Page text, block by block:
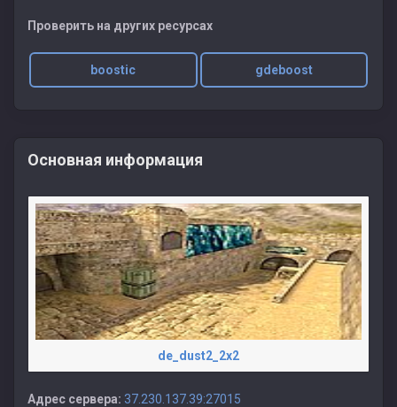
Проверить на других ресурсах
boostic gdeboost
Основная информация
de_dust2_2x2
Адрес сервера: 37.230.137.39:27015